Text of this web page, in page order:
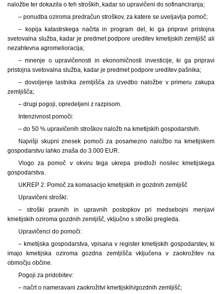
naložbe ter dokazila o teh stroških, kadar so upravičeni do sofinanciranja;
– ponudba oziroma predračun stroškov, za katere se uveljavlja pomoč;
– kopija katastrskega načrta in program del, ki ga pripravi pristojna
svetovalna služba, kadar je predmet podpore ureditev kmetijskih zemljišč ali
nezahtevna agromelioracija;
– mnenje o upravičenosti in ekonomičnosti investicije, ki ga pripravi
pristojna svetovalna služba, kadar je predmet podpore ureditev pašnika;
– dovoljenje lastnika zemljišča za izvedbo naložbe v primeru zakupa
zemljišča;
– drugi pogoji, opredeljeni z razpisom.
Intenzivnost pomoči:
– do 50 % upravičenih stroškov naložb na kmetijskih gospodarstvih.
Najvišji skupni znesek pomoči za posamezno naložbo na kmetijskem
gospodarstvu lahko znaša do 3.000 EUR.
Vlogo za pomoč v okviru tega ukrepa predloži nosilec kmetijskega
gospodarstva.
UKREP 2: Pomoč za komasacijo kmetijskih in gozdnih zemljišč
Upravičeni stroški:
– stroški pravnih in upravnih postopkov pri medsebojni menjavi
kmetijskih oziroma gozdnih zemljišč, vključno s stroški pregleda.
Upravičenci do pomoči:
– kmetijska gospodarstva, vpisana v register kmetijskih gospodarstev, ki
imajo kmetijska oziroma gozdna zemljišča vključena v zaokrožitev na
območju občine.
Pogoji za pridobitev:
– načrt o nameravani zaokrožitvi kmetijskih/gozdnih zemljišč;